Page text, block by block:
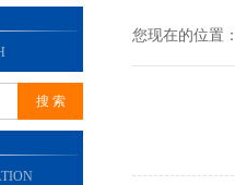
您现在的位置：